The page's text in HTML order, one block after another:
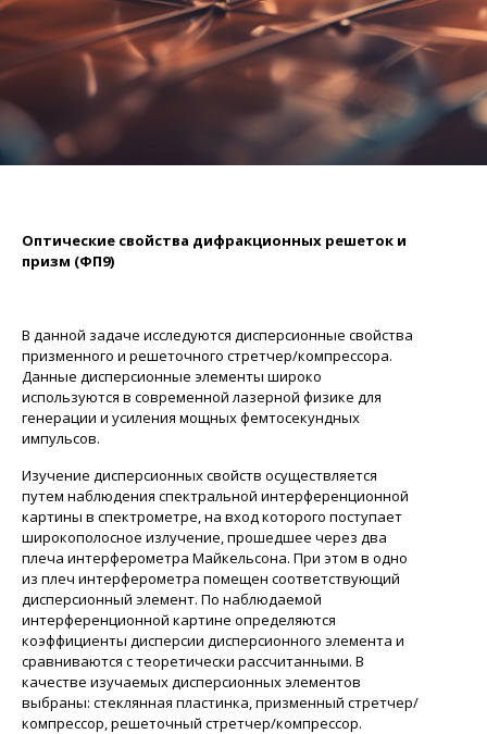
Оптические свойства дифракционных решеток и
призм (ФП9)
В данной задаче исследуются дисперсионные свойства
призменного и решеточного стретчер/компрессора.
Данные дисперсионные элементы широко
используются в современной лазерной физике для
генерации и усиления мощныхфемтосекундных
импульсов.
Изучение дисперсионных свойств осуществляется
путем наблюдения спектральной интерференционной
картины в спектрометре, на вход которого поступает
широкополосное излучение, прошедшее через два
плеча интерферометра Майкельсона. При этом в одно
из плеч интерферометра помещен соответствующий
дисперсионный элемент. По наблюдаемой
интерференционной картине определяются
коэффициенты дисперсии дисперсионного элемента и
сравниваются с теоретически рассчитанными. В
качестве изучаемых дисперсионных элементов
выбраны: стеклянная пластинка, призменный стретчер/
компрессор, решеточный стретчер/компрессор.